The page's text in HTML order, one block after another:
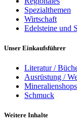
Spezialthemen
Wirtschaft
Edelsteine und
Unser Einkaufsführer
Literatur /
Ausrüstung /
Mineralienshops
Schmuck
Weitere Inhalte